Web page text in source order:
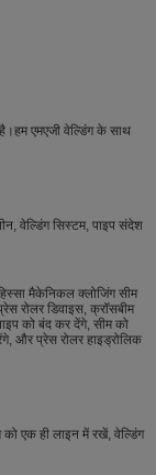
है।हम एमएजी वेल्डिंग के साथ
वेल्डिंग सिस्टम, पाइप संदेश
मैकेनिकल क्लोजिंग सीम
रोलर डिवाइस, क्रॉसबीम
को बंद कर देंगे, सीम को
और प्रेस रोलर हाइड्रोलिक
को एक ही लाइन में रखें, वेल्डिंग